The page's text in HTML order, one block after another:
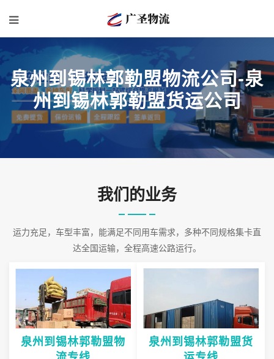
泉州到锡林郭勒盟物流公司-泉
州到锡林郭勒盟货运公司
我们的业务
运力充足，车型丰富，能满足不同用车需求，多种不同规格集卡直
达全国运输，全程高速公路运行。
泉州到锡林郭勒盟物
泉州到锡林郭勒盟货